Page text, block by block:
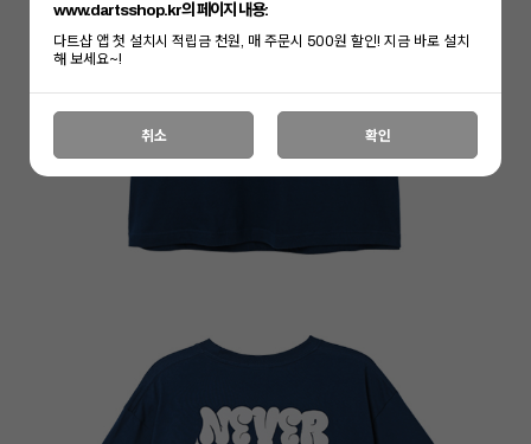
www.dartsshop.kr의 페이지 내용:
다트샵 앱 첫 설치시 적립금 천원, 매 주문시 500원 할인! 지금 바로 설치
해 보세요~!
취소 확인